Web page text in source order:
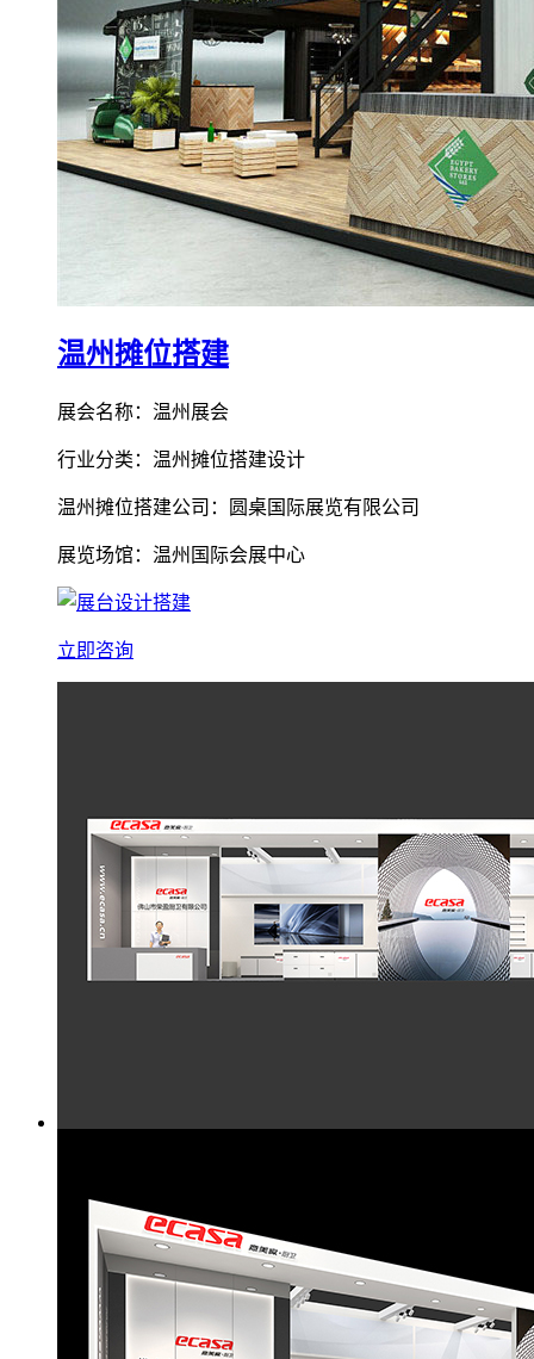
温州摊位搭建
展会名称：温州展会
行业分类：温州摊位搭建设计
温州摊位搭建公司：圆桌国际展览有限公司
展览场馆：温州国际会展中心
立即咨询